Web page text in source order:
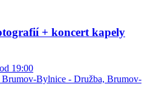
+ koncert kapely
19:00
Bylnice - Družba, Brumov-